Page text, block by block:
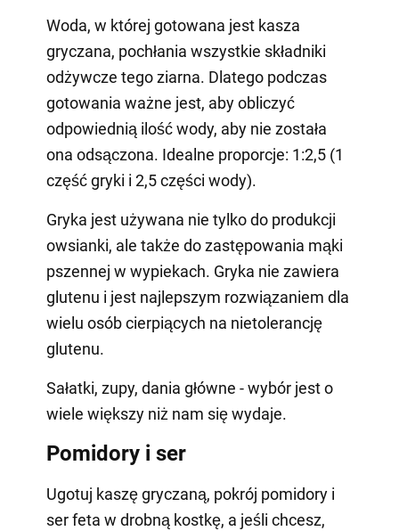
Woda, w której gotowana jest kasza
gryczana, pochłania wszystkie składniki
odżywcze tego ziarna. Dlatego podczas
gotowania ważne jest, aby obliczyć
odpowiednią ilość wody, aby nie została
ona odsączona. Idealne proporcje: 1:2,5 (1
część gryki i 2,5 części wody).
Gryka jest używana nie tylko do produkcji
owsianki, ale także do zastępowania mąki
pszennej w wypiekach. Gryka nie zawiera
glutenu i jest najlepszym rozwiązaniem dla
wielu osób cierpiących na nietolerancję
glutenu.
Sałatki, zupy, dania główne - wybór jest o
wiele większy niż nam się wydaje.
Pomidory i ser
Ugotuj kaszę gryczaną, pokrój pomidory i
ser feta w drobną kostkę, a jeśli chcesz,